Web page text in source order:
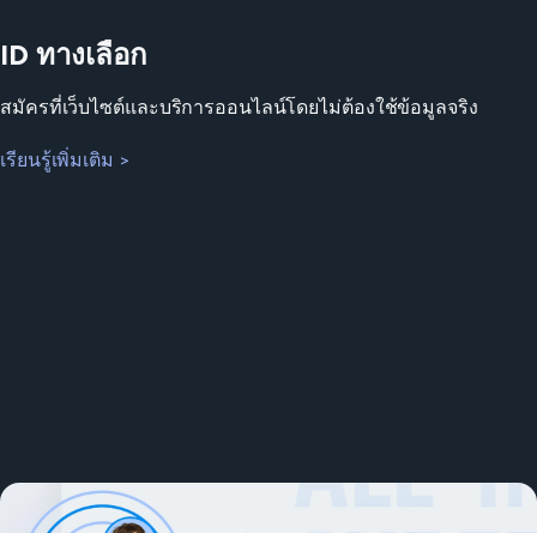
ID ทางเลือก
สมัครที่เว็บไซต์และบริการออนไลน์โดยไม่ต้องใช้ข้อมูลจริง
เรียนรู้เพิ่มเติม >